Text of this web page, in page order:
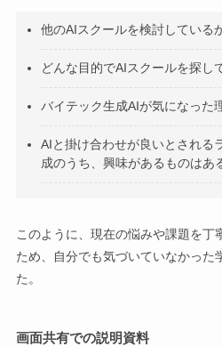
他のAIスクールを検討している
どんな目的でAIスクールを探し
バイテック生成AIが気になった
AIと掛け合わせが良いとされる
成のうち、興味があるものはあ
このように、現在の悩みや課題を丁
ため、自分でも気づいていなかった
た。
画面共有での説明資料